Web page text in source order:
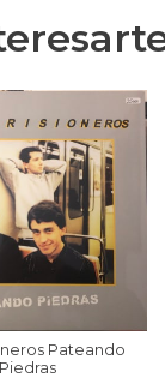
Pateando
Piedras